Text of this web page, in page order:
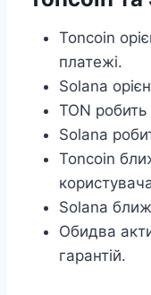
Toncoin
платежі.
Solana
TON робить
Solana
Toncoin
Solana
Обидва
гарантій.